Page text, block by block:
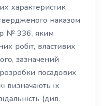
характеристик
наказом
р № 336, яким
робіт, властивих
зазначений
посадових
визначають їх
(див.